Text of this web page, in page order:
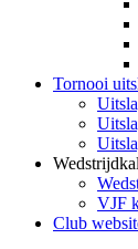
Tornooi
VJF
Club